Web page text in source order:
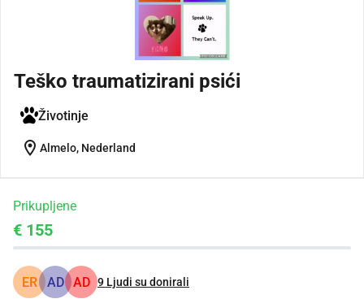
Teško traumatizirani psići
Životinje
location_on Almelo, Nederland
Prikupljene
€ 155
ER AD AD 9 Ljudi su donirali